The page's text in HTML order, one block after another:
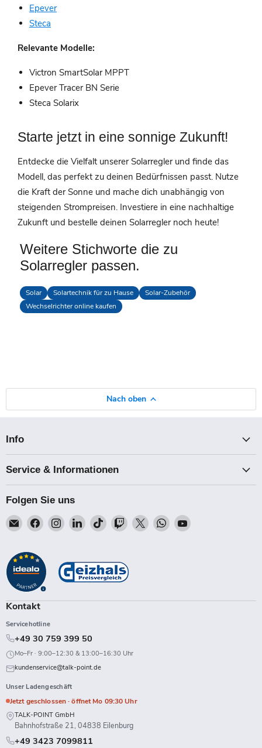
Epever
Steca
Relevante Modelle:
Victron SmartSolar MPPT
Epever Tracer BN Serie
Steca Solarix
Starte jetzt in eine sonnige Zukunft!
Entdecke die Vielfalt unserer Solarregler und finde das
Modell, das perfekt zu deinen Bedürfnissen passt. Nutze
die Kraft der Sonne und mache dich unabhängig von
steigenden Strompreisen. Investiere in eine nachhaltige
Zukunft und bestelle deinen Solarregler noch heute!
Weitere Stichworte die zu
Solarregler passen.
Solar Solartechnik für zu Hause
Solar-Zubehör
Wechselrichter online kaufen
Nach oben
Info
Service & Informationen
Folgen Sie uns
Email
Talk-
Finden
Sie
auf
Facebook
Finden
Sie
auf
Instagram
Finden
Sie
auf
LinkedIn
Finden
Sie
auf
TikTok
Finden
Sie
Twitch
Finden
Sie
Finden
Sie
Finden
Kontakt
Servicehotline
+49 30 759 399 50
Mo–Fr · 9:00–12:30 & 13:00–16:30 Uhr
kundenservice@talk-point.de
Unser Ladengeschäft
Jetzt geschlossen · öffnet Mo 09:30 Uhr
TALK-POINT GmbH
Bahnhofstraße 21, 04838 Eilenburg
+49 3423 7099811